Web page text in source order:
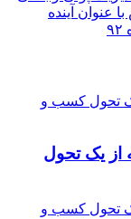
عنوان آینده
از یک تحول